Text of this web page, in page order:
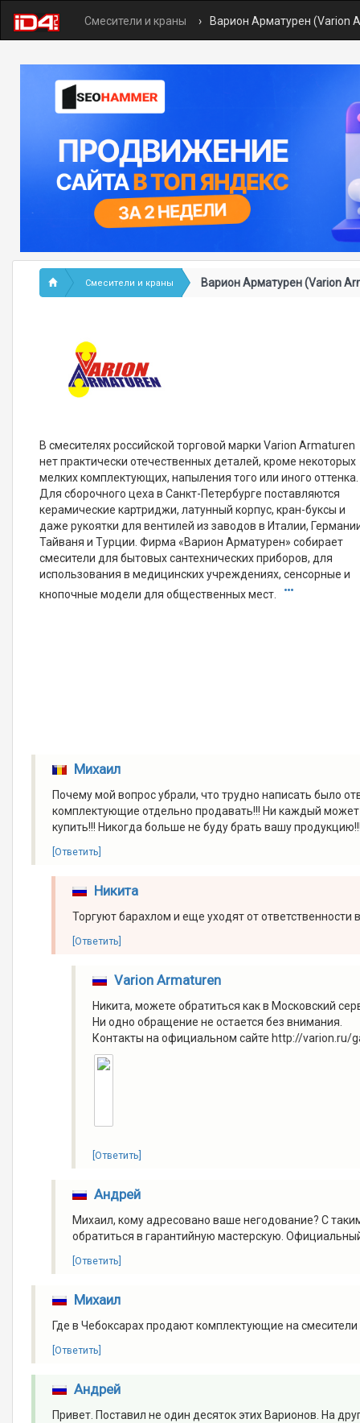
Смесители и краны Варион Арматурен (Varion
Смесители и краны Варион Арматурен (Varion
В смесителях российской торговой марки Varion Armaturen
нет практически отечественных деталей, кроме некоторых
мелких комплектующих, напыления того или иного оттенка.
Для сборочного цеха в Санкт-Петербурге поставляются
керамические картриджи, латунный корпус, кран-буксы и
даже рукоятки для вентилей из заводов в Италии,
Тайваня и Турции. Фирма «Варион Арматурен» собирает
смесители для бытовых сантехнических приборов, для
использования в медицинских учреждениях, сенсорные и
кнопочные модели для общественных мест.
Михаил
Почему мой вопрос убрали, что трудно написать было
комплектующие отдельно продавать!!! Ни каждый
купить!!! Никогда больше не буду брать вашу
[Ответить]
Никита
Торгуют барахлом и еще уходят от ответственности
[Ответить]
Varion Armaturen
Никита, можете обратиться как в Московский
Ни одно обращение не остается без внимания.
Контакты на официальном сайте http://varion.ru/
[Ответить]
Андрей
Михаил, кому адресовано ваше негодование? С
обратиться в гарантийную мастерскую.
[Ответить]
Михаил
Где в Чебоксарах продают комплектующие на
[Ответить]
Андрей
Привет. Поставил не один десяток этих Варионов. На